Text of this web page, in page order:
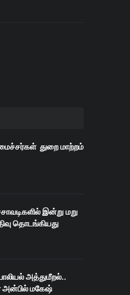
துறை மாற்றம்
இன்று மறு
தொடங்கியது
அத்துமீறல்..
மகேஷ்